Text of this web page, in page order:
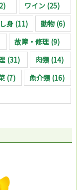
ワイン(25)
身(11) 動物 (6)
故障・修理 (9)
(31) 肉類(14)
(7) 魚介類 (16)